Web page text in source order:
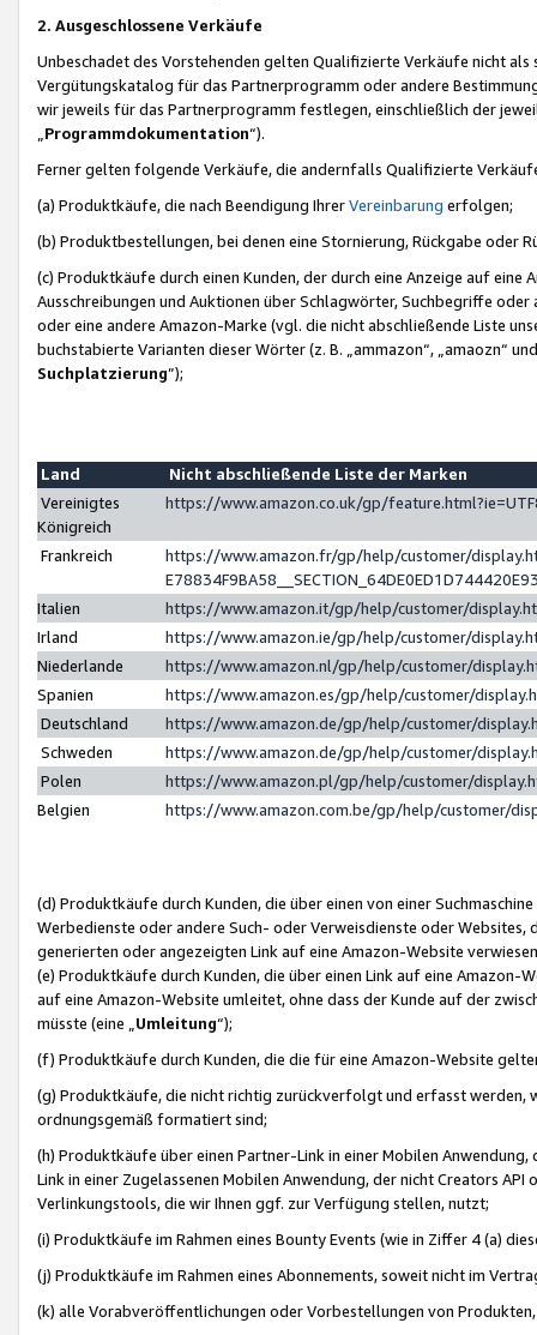
2. Ausgeschlossene Verkäufe
Unbeschadet des Vorstehenden gelten Qualifizierte Verkäufe nicht
Vergütungskatalog für das Partnerprogramm oder andere
wir jeweils für das Partnerprogramm festlegen, einschließlich der
Programmdokumentation“).
Ferner gelten folgende Verkäufe, die andernfalls Qualifizierte
(a) Produktkäufe, die nach Beendigung IhrerVereinbarung erfolgen;
(b) Produktbestellungen, bei denen eine Stornierung, Rückgabe oder
(c) Produktkäufe durch einen Kunden, der durch eine Anzeige auf
Ausschreibungen und Auktionen über Schlagwörter, Suchbegriffe
oder eine andere Amazon-Marke (vgl. die nicht abschließende Liste
buchstabierte Varianten dieser Wörter (z. B. „ammazon“, „amaozn“
Suchplatzierung”);
Land
Nicht abschließende Liste der Marken
Vereinigtes
Königreich
https://www.amazon.co.uk/gp/
Frankreich
https://www.amazon.fr/gp/help/customer/
Italien
https://www.amazon.it/gp/help/customer/
Irland
https://www.amazon.ie/gp/help/customer/
Niederlande
https://www.amazon.nl/gp/help/customer/
Spanien
https://www.amazon.es/gp/help/customer/
Deutschland
https://www.amazon.de/gp/help/customer/
Schweden
https://www.amazon.de/gp/help/customer/
Polen
https://www.amazon.pl/gp/help/customer/
Belgien
https://www.amazon.com.be/gp/help/customer/
(d) Produktkäufe durch Kunden, die über einen von einer
Werbedienste oder andere Such- oder Verweisdienste oder Websites,
generierten oder angezeigten Link auf eine Amazon-Website
(e) Produktkäufe durch Kunden, die über einen Link auf eine
auf eine Amazon-Website umleitet, ohne dass der Kunde auf der
müsste (eine „ Umleitung“);
(f) Produktkäufe durch Kunden, die die für eine Amazon-Website
(g) Produktkäufe, die nicht richtig zurückverfolgt und erfasst werden,
ordnungsgemäß formatiert sind;
(h) Produktkäufe über einen Partner-Link in einer Mobilen
Link in einer Zugelassenen Mobilen Anwendung, der nicht Creators
Verlinkungstools, die wir Ihnen ggf. zur Verfügung stellen, nutzt;
(i) Produktkäufe im Rahmen eines Bounty Events (wie in Ziffer 4 (a)
(j) Produktkäufe im Rahmen eines Abonnements, soweit nicht im
(k) alle Vorabveröffentlichungen oder Vorbestellungen von